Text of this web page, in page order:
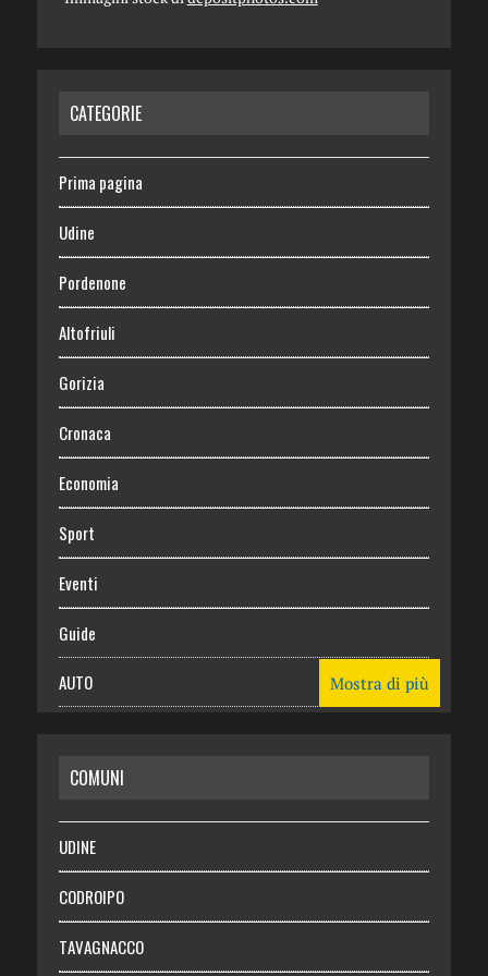
CATEGORIE
Prima pagina
Udine
Pordenone
Altofriuli
Gorizia
Cronaca
Economia
Sport
Eventi
Guide
AUTO
RISPARMIO
SALUTE
Necrologie
Chi siamo
Mostra di più
COMUNI
UDINE
CODROIPO
TAVAGNACCO